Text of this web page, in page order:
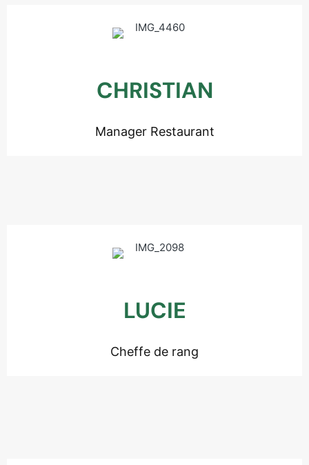
CHRISTIAN
Manager Restaurant
LUCIE
Cheffe de rang